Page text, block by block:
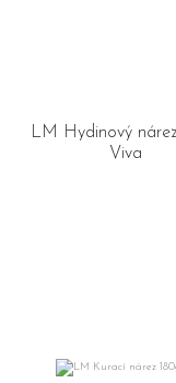
LM Hydinový
Viva